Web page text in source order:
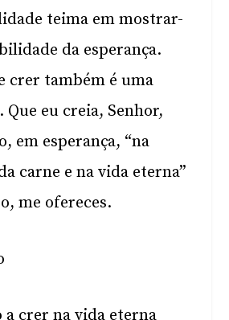
teima em mostrar-
da esperança.
crer também é uma
eu creia, Senhor,
em esperança, “na
carne e na vida eterna”
me ofereces.
a crer na vida eterna